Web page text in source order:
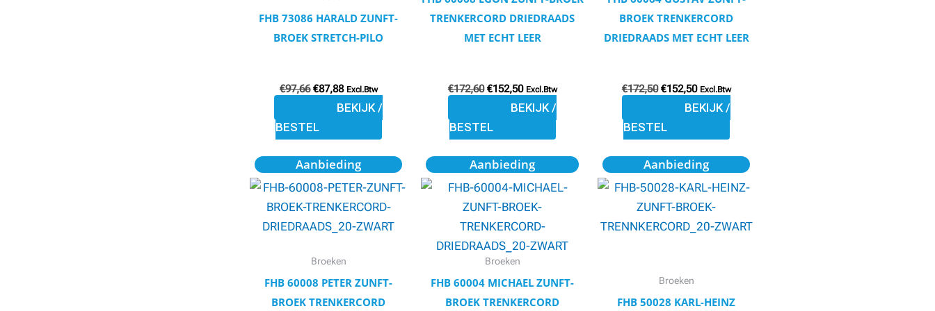
FHB 73086 HARALD ZUNFT-
BROEK STRETCH-PILO
€97,66 €87,88 Excl.Btw
BEKIJK /
BESTEL
gekozen
worden
productpagina
TRENKERCORD DRIEDRAADS
MET ECHT LEER
€172,60 €152,50 Excl.Btw
BEKIJK /
BESTEL
gekozen
worden
productpagina
BROEK TRENKERCORD
DRIEDRAADS MET ECHT LEER
€172,50 €152,50 Excl.Btw
BEKIJK /
BESTEL
gekozen
worden
productpagina
Aanbieding
Broeken
FHB 60008 PETER ZUNFT-
BROEK TRENKERCORD
Oorspronkelijke
prijs
was:
€103,73.
Huidige
prijs
is:
€93,34.
Dit
product
heeft
meerdere
Deze
optie
kan
Aanbieding
Broeken
FHB 60004 MICHAEL ZUNFT-
BROEK TRENKERCORD
Oorspronkelijke
prijs
was:
€97,24.
Huidige
prijs
is:
€87,51.
Dit
product
heeft
meerdere
variaties.
Deze
optie
kan
Aanbieding
Broeken
FHB 50028 KARL-HEINZ
Oorspronkelijke
prijs
was:
€100,59.
Huidige
prijs
is:
Dit
product
heeft
meerdere
optie
kan